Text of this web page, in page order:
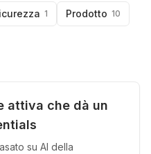
1 Prodotto 10
attiva che dà un
su AI della